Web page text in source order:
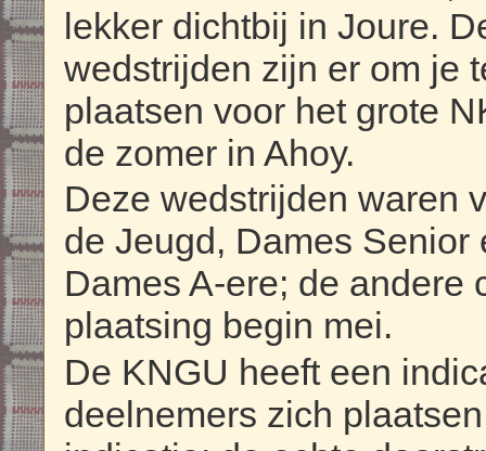
lekker dichtbij in Joure.
wedstrijden zijn er om je
plaatsen voor het grote
de zomer in Ahoy.
Deze wedstrijden waren
de Jeugd, Dames Senior
Dames A-ere; de andere
plaatsing begin mei.
De KNGU heeft een
deelnemers zich